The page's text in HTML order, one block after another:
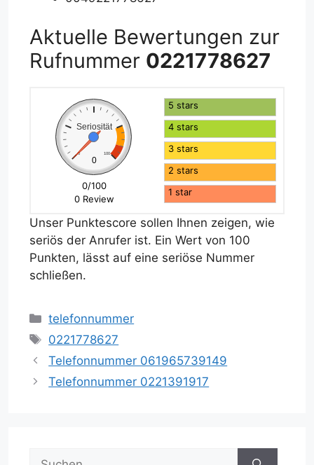
Aktuelle Bewertungen zur
Rufnummer 0221778627
Seriosität
0 100
0
0/100
0 Review
5 stars
4 stars
3 stars
2 stars
1 star
Unser Punktescore sollen Ihnen zeigen, wie
seriös der Anrufer ist. Ein Wert von 100
Punkten, lässt auf eine seriöse Nummer
schließen.
Kategorien
telefonnummer
Schlagwörter
0221778627
Telefonnummer 061965739149
Telefonnummer 0221391917